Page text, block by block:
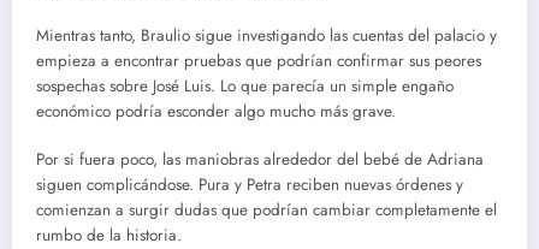
Mientras tanto, Braulio sigue investigando las cuentas del palacio y
empieza a encontrar pruebas que podrían confirmar sus peores
sospechas sobre José Luis. Lo que parecía un simple engaño
económico podría esconder algo mucho más grave.
Por si fuera poco, las maniobras alrededor del bebé de Adriana
siguen complicándose. Pura y Petra reciben nuevas órdenes y
comienzan a surgir dudas que podrían cambiar completamente el
rumbo de la historia.